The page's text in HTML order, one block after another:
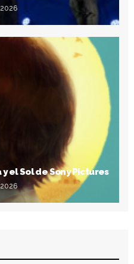
el Sol de Sony Pictures